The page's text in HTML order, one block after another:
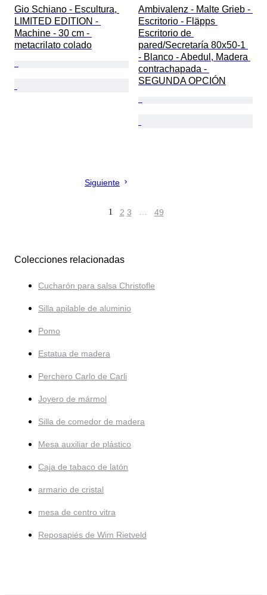
Gio Schiano - Escultura,
LIMITED EDITION -
Machine - 30 cm -
metacrilato colado
Ambivalenz - Malte Grieb -
Escritorio - Fläpps
Escritorio de
pared/Secretaría 80x50-1
- Blanco - Abedul, Madera
contrachapada -
SEGUNDA OPCIÓN
Siguiente
1 2 3 … 49
Colecciones relacionadas
Cucharón para salsa Christofle
Silla apilable de aluminio
Pomo
Estatua de madera
Perchero Carlo de Carli
Joyero de mármol
Silla de comedor de madera
Mesa auxiliar de plástico
Caja de tabaco de latón
armario de cristal
mesa de centro vitra
Reposapiés de Wim Rietveld